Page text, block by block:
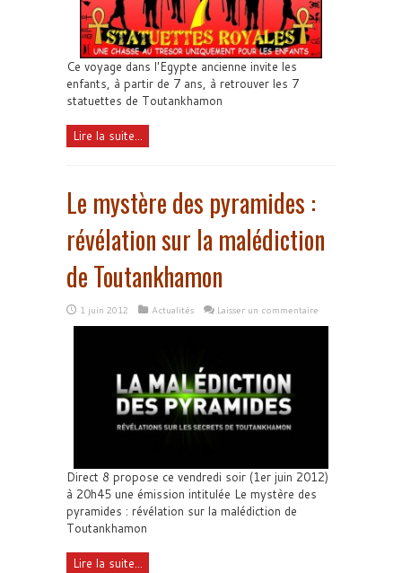
Ce voyage dans l'Egypte ancienne invite les
enfants, à partir de 7 ans, à retrouver les 7
statuettes de Toutankhamon
Lire la suite...
Le mystère des pyramides :
révélation sur la malédiction
de Toutankhamon
1 juin 2012 Actualités Laisser un commentaire
Direct 8 propose ce vendredi soir (1er juin 2012)
à 20h45 une émission intitulée Le mystère des
pyramides : révélation sur la malédiction de
Toutankhamon
Lire la suite...